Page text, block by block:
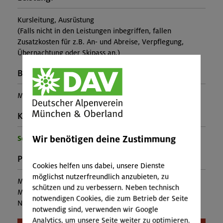
Kursleitung, Ausrüstung
(Falls nicht in den Leistungen inbegriffen, fallen
Zusatzkosten für z.B. An- und Abreise, Verpflegung,
Übernachtung oder Skipass an.)
Buchungscode:
MUC-26-1217
Kontakt Veranstalter:
Sektion München
Preise:
Mitglieder:
30,00 €
Mitglieder anderer Sektion:
55,00 €
Nichtmitglieder:
63,00 €
Wir benötigen deine Zustimmung
Cookies helfen uns dabei, unsere Dienste
möglichst nutzerfreundlich anzubieten, zu
schützen und zu verbessern. Neben technisch
notwendigen Cookies, die zum Betrieb der Seite
notwendig sind, verwenden wir Google
Analytics, um unsere Seite weiter zu optimieren.